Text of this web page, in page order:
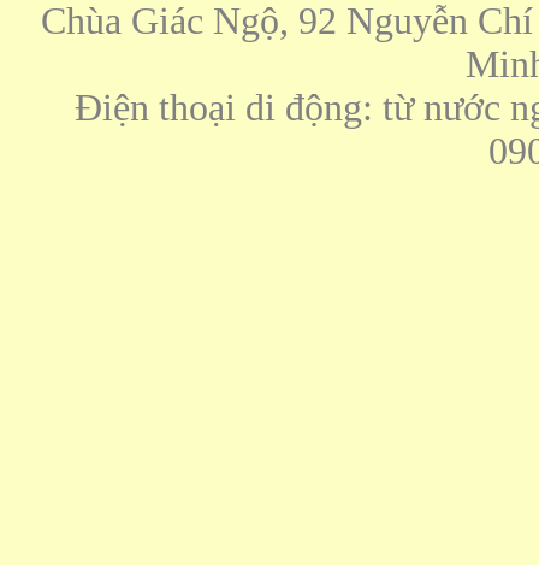
Chùa Giác Ngộ, 92 Nguyễn
Điện thoại di động: từ nước